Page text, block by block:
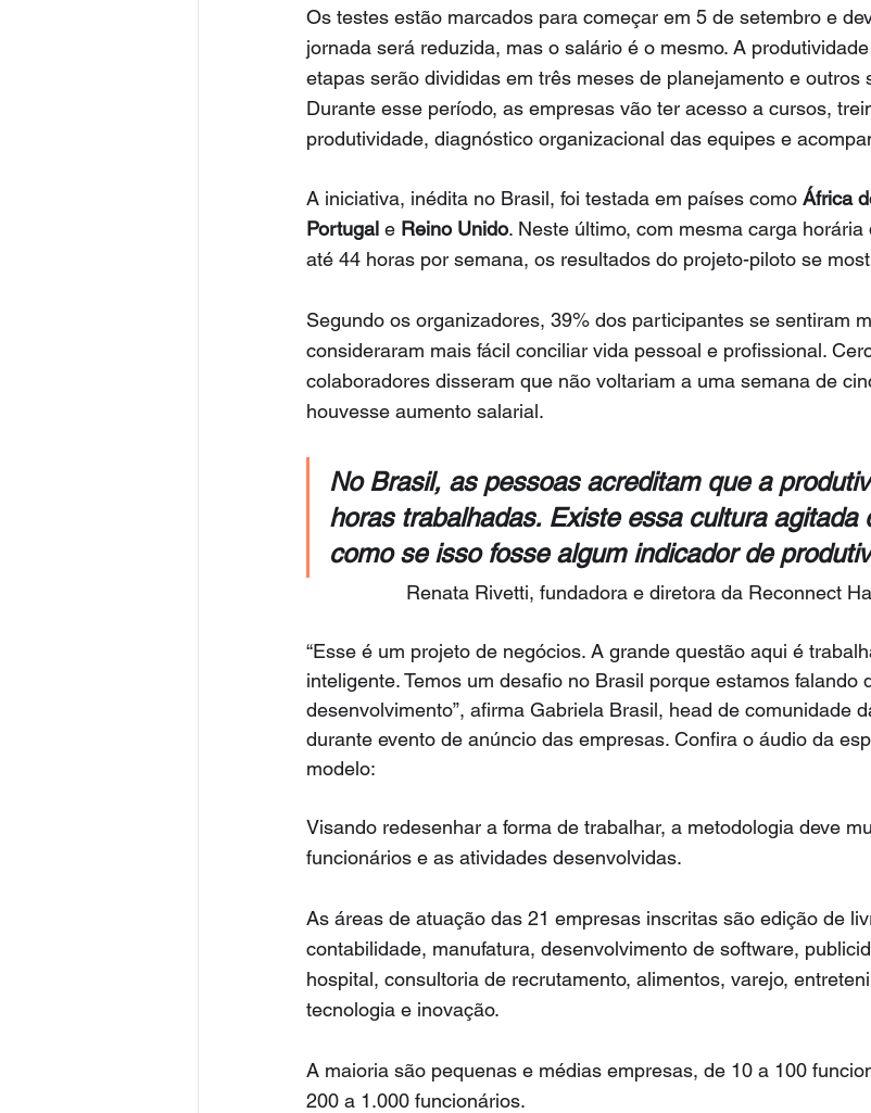
Os testes estão marcados para começar em 5 de setembro e
jornada será reduzida, mas o salário é o mesmo. A
etapas serão divididas em três meses de planejamento e outros
Durante esse período, as empresas vão ter acesso a cursos,
produtividade, diagnóstico organizacional das equipes e
A iniciativa, inédita no Brasil, foi testada em países como África
Portugal e Reino Unido. Neste último, com mesma carga
até 44 horas por semana, os resultados do projeto-piloto se
Segundo os organizadores, 39% dos participantes se sentiram
consideraram mais fácil conciliar vida pessoal e profissional.
colaboradores disseram que não voltariam a uma semana de
houvesse aumento salarial.
No Brasil, as pessoas acreditam que a
horas trabalhadas. Existe essa cultura agitada
como se isso fosse algum indicador de
Renata Rivetti, fundadora e diretora da Reconnect
“Esse é um projeto de negócios. A grande questão aqui é
inteligente. Temos um desafio no Brasil porque estamos falando
desenvolvimento”, afirma Gabriela Brasil, head de comunidade
durante evento de anúncio das empresas. Confira o áudio da
modelo:
Visando redesenhar a forma de trabalhar, a metodologia deve
funcionários e as atividades desenvolvidas.
As áreas de atuação das 21 empresas inscritas são edição de
contabilidade, manufatura, desenvolvimento de software,
hospital, consultoria de recrutamento, alimentos, varejo,
tecnologia e inovação.
A maioria são pequenas e médias empresas, de 10 a 100
200 a 1.000 funcionários.